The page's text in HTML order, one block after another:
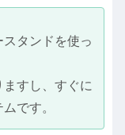
タンドを使っ
すし、すぐに
です。